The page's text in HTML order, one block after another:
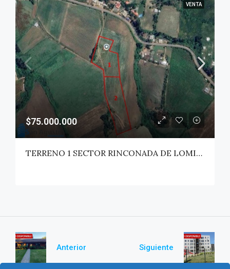
VENTA
$75.000.000
TERRENO 1 SECTOR RINCONADA DE LOMILLAS – SAN CLEMENTE
Anterior Siguiente